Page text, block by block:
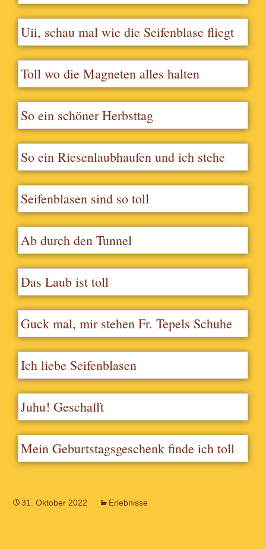
Uii, schau mal wie die Seifenblase fliegt
Toll wo die Magneten alles halten
So ein schöner Herbsttag
So ein Riesenlaubhaufen und ich stehe
mittendrin
Seifenblasen sind so toll
Ab durch den Tunnel
Das Laub ist toll
Guck mal, mir stehen Fr. Tepels Schuhe
Ich liebe Seifenblasen
Juhu! Geschafft
Mein Geburtstagsgeschenk finde ich toll
31. Oktober 2022 Erlebnisse